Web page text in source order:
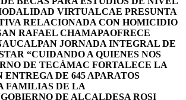
VIRTUALCAE PRESUNTA
RELACIONADA CON HOMICIDIO
RAFAEL CHAMAPAOFRECE
JORNADA INTEGRAL DE
“CUIDANDO A QUIENES NOS
DE TECÁMAC FORTALECE LA
ENTREGA DE 645 APARATOS
FAMILIAS DE LA
GOBIERNO DE ALCALDESA ROSI